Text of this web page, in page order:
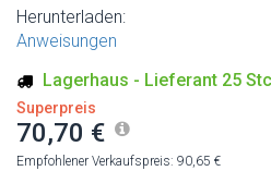
Herunterladen:
Anweisungen
Lagerhaus - Lieferant 25
Superpreis
70,70 €
Empfohlener Verkaufspreis: 90,65 €